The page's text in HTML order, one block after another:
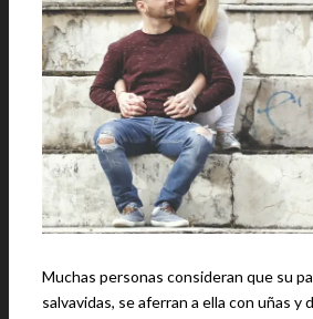
Muchas personas consideran que su
salvavidas, se aferran a ella con uñas y